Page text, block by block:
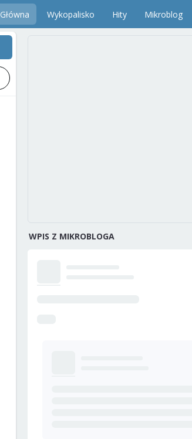
Główna Wykopalisko Hity Mikroblog
WPIS Z MIKROBLOGA